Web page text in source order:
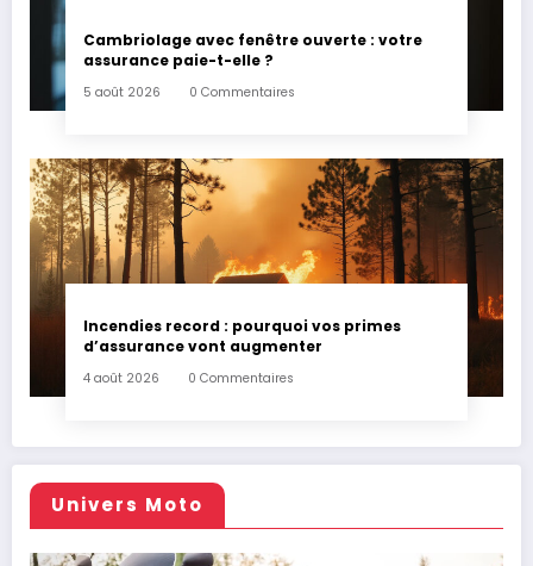
Cambriolage avec fenêtre ouverte : votre
assurance paie-t-elle ?
5 août 2026 0 Commentaires
Incendies record : pourquoi vos primes
d’assurance vont augmenter
4 août 2026 0 Commentaires
Univers Moto